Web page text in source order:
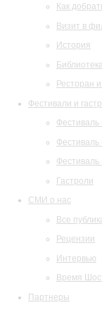
Как
Визит в
История
Библиотека
Ресторан
Фестивали и
Фестиваль
Фестиваль
Фестиваль
Гастроли
СМИ о нас
Все
Рецензии
Интервью
Время
Партнеры